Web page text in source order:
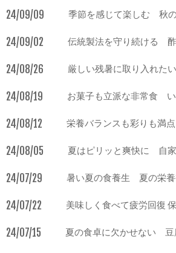
24/09/09 季節を感じて楽しむ 秋
24/09/02 伝統製法を守り続ける
24/08/26 厳しい残暑に取り入れた
24/08/19 お菓子も立派な非常食
24/08/12 栄養バランスも彩りも満
24/08/05 夏はピリッと爽快に 自
24/07/29 暑い夏の食養生 夏の栄
24/07/22 美味しく食べて疲労回復
24/07/15 夏の食卓に欠かせない 豆